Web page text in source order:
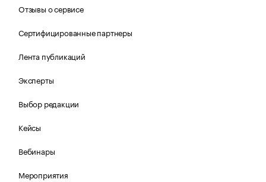
Отзывы о сервисе
Сертифицированные партнеры
Лента публикаций
Эксперты
Выбор редакции
Кейсы
Вебинары
Мероприятия